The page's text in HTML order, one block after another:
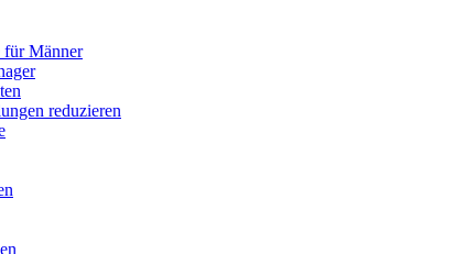
für Männer
reduzieren